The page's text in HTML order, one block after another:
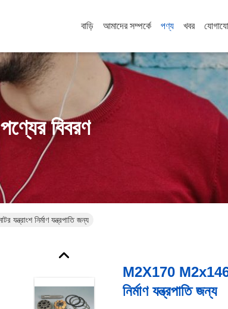
বাড়ি আমাদের সম্পর্কে পণ্য খবর
পণ্যের বিবরণ
নির্মাণ যন্ত্রপাতি জন্য
M2X170 M2x146
নির্মাণ যন্ত্রপাতি জন্য